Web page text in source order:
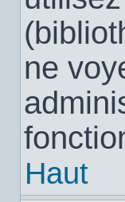
ne
Haut